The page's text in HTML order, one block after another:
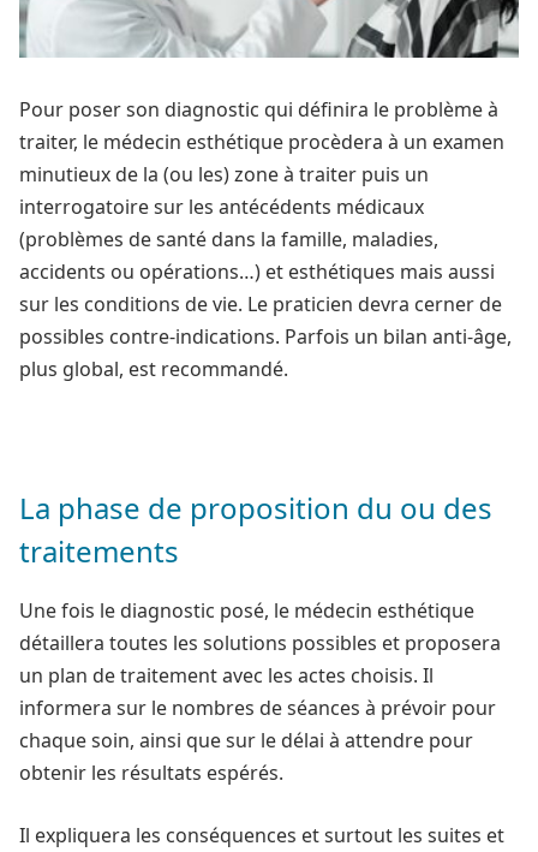
Pour poser son diagnostic qui définira le problème à
traiter, le médecin esthétique procèdera à un examen
minutieux de la (ou les) zone à traiter puis un
interrogatoire sur les antécédents médicaux
(problèmes de santé dans la famille, maladies,
accidents ou opérations…) et esthétiques mais aussi
sur les conditions de vie. Le praticien devra cerner de
possibles contre-indications. Parfois un bilan anti-âge,
plus global, est recommandé.
La phase de proposition du ou des
traitements
Une fois le diagnostic posé, le médecin esthétique
détaillera toutes les solutions possibles et proposera
un plan de traitement avec les actes choisis. Il
informera sur le nombres de séances à prévoir pour
chaque soin, ainsi que sur le délai à attendre pour
obtenir les résultats espérés.
Il expliquera les conséquences et surtout les suites et